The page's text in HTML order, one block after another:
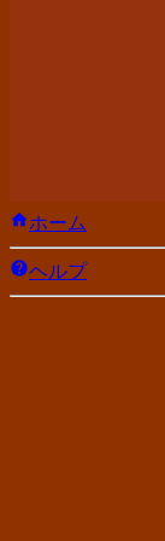
ホーム
ヘルプ